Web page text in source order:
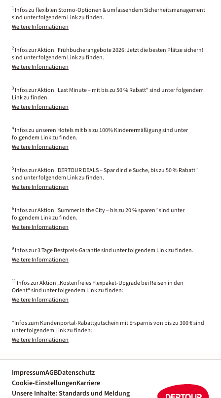
1 Infos zu flexiblen Storno-Optionen & umfassendem Sicherheitsmanagement
sind unter folgendem Link zu finden.
Weitere Informationen
2 Infos zur Aktion "Frühbucherangebote 2026: Jetzt die besten Plätze sichern!"
sind unter folgendem Link zu finden.
Weitere Informationen
3 Infos zur Aktion "Last Minute – mit bis zu 50 % Rabatt" sind unter folgendem
Link zu finden.
Weitere Informationen
4 Infos zu unseren Hotels mit bis zu 100% Kinderermäßigung sind unter
folgendem Link zu finden.
Weitere Informationen
5 Infos zur Aktion "DERTOUR DEALS – Spar dir die Suche, bis zu 50 % Rabatt"
sind unter folgendem Link zu finden.
Weitere Informationen
6 Infos zur Aktion "Summer in the City – bis zu 20 % sparen" sind unter
folgendem Link zu finden.
Weitere Informationen
9 Infos zur 3 Tage Bestpreis-Garantie sind unter folgendem Link zu finden.
Weitere Informationen
11 Infos zur Aktion „Kostenfreies Flexpaket-Upgrade bei Reisen in den
Orient“ sind unter folgendem Link zu finden:
Weitere Informationen
*Infos zum Kundenportal-Rabattgutschein mit Ersparnis von bis zu 300 € sind
unter folgendem Link zu finden:
Weitere Informationen
ImpressumAGBDatenschutz
Cookie-EinstellungenKarriere
Unsere Inhalte: Standards und Meldung